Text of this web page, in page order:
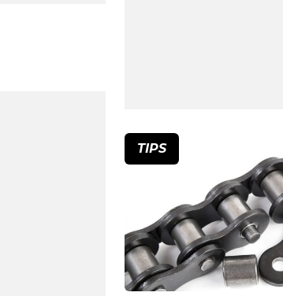
TIPS